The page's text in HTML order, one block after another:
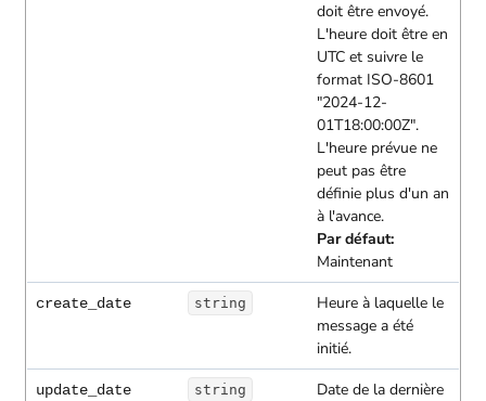
doit être envoyé.
L'heure doit être en
UTC et suivre le
format ISO-8601
"2024-12-
01T18:00:00Z".
L'heure prévue ne
peut pas être
définie plus d'un an
à l'avance.
Par défaut:
Maintenant
create_date string
Heure à laquelle le
message a été
initié.
update_date string
Date de la dernière